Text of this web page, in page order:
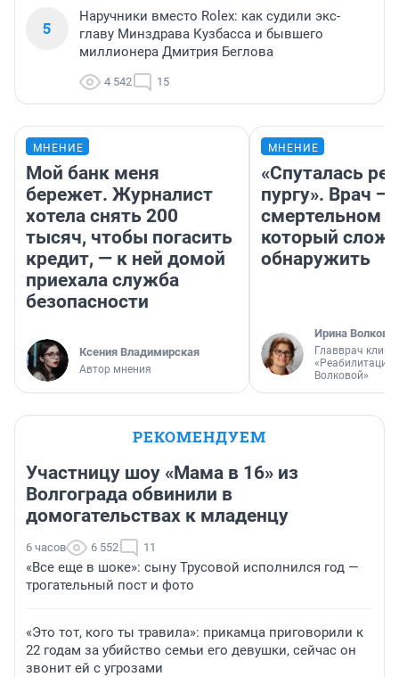
5
Наручники вместо Rolex: как судили экс-
главу Минздрава Кузбасса и бывшего
миллионера Дмитрия Беглова
4 542 15
МНЕНИЕ
Мой банк меня
бережет. Журналист
хотела снять 200
тысяч, чтобы погасить
кредит, — к ней домой
приехала служба
безопасности
Ксения Владимирская
Автор мнения
МНЕНИЕ
«Спуталась
пургу». Врач —
смертельном
который
обнаружить
Ирина Волкова
Главврач
«Реабилитация
Волковой»
РЕКОМЕНДУЕМ
Участницу шоу «Мама в 16» из
Волгограда обвинили в
домогательствах к младенцу
6 часов 6 552 11
«Все еще в шоке»: сыну Трусовой исполнился год —
трогательный пост и фото
«Это тот, кого ты травила»: прикамца приговорили к
22 годам за убийство семьи его девушки, сейчас он
звонит ей с угрозами